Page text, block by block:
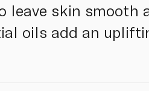
leave skin
oils add an